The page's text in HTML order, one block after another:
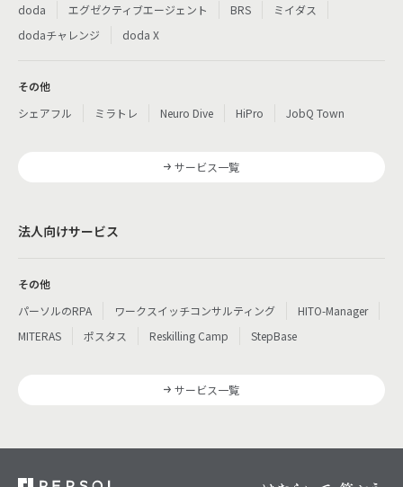
doda
エグゼクティブエージェント BRS
ミイダス
dodaチャレンジ
doda X
その他
シェアフル
ミラトレ Neuro Dive HiPro JobQ Town
サービス一覧
法人向けサービス
その他
パーソルのRPA
ワークスイッチコンサルティング
HITO-Manager
MITERAS
ポスタス Reskilling Camp StepBase
サービス一覧